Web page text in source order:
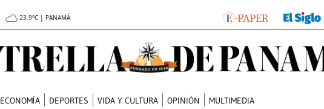
23.9°C | PANAMÁ
ECONOMÍA DEPORTES VIDA Y CULTURA OPINIÓN MULTIMEDIA